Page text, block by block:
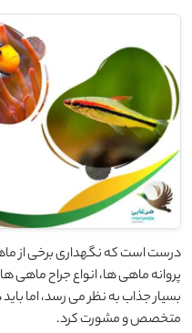
درست است که نگهداری برخی از
پروانه ماهی ها، انواع جراح ماهی
بسیار جذاب به نظر می رسد، اما باید
متخصص و مشورت کرد.